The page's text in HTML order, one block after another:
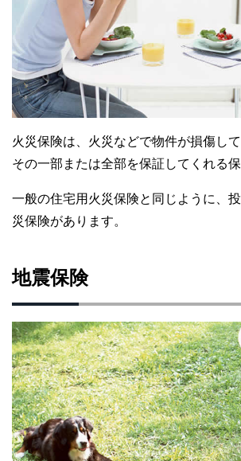
火災保険は、火災などで物件が損傷して
その一部または全部を保証してくれる保
一般の住宅用火災保険と同じように、
災保険があります。
地震保険